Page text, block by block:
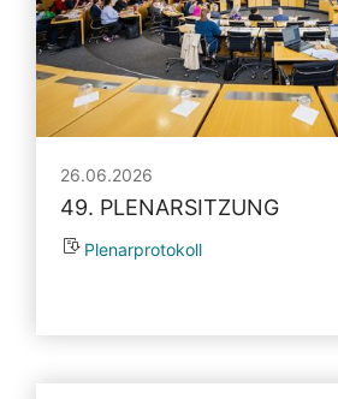
26.06.2026
49. PLENARSITZUNG
Plenarprotokoll